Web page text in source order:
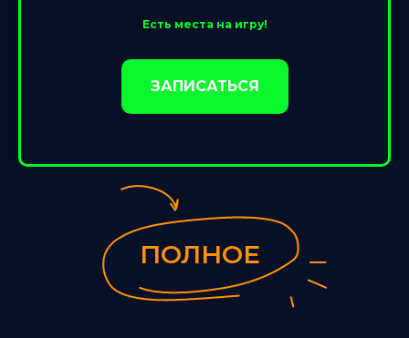
Есть места на игру!
ЗАПИСАТЬСЯ
ПОЛНОЕ